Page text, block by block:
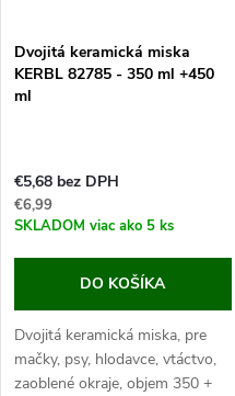
Dvojitá keramická miska
KERBL 82785 - 350 ml +450
ml
€5,68 bez DPH
€6,99
SKLADOM viac ako 5 ks
DO KOŠÍKA
Dvojitá keramická miska, pre
mačky, psy, hlodavce, vtáctvo,
zaoblené okraje, objem 350 +